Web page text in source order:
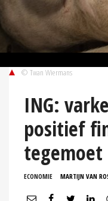
© Twan Wiermans
ING:
positief
tegemoet
ECONOMIE MARTIJN VAN